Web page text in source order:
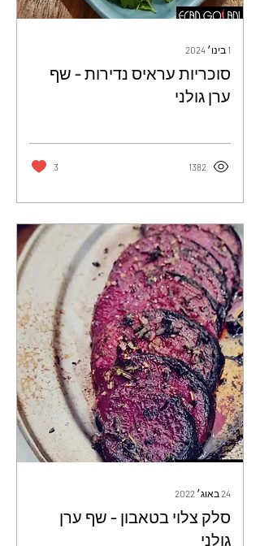
1 בינו׳ 2024
סוכריות עראיס נדירות - שף
ערן גולני
1382
3
24 באוג׳ 2022
סלק צלוי בטאבון - שף ערן
גולני